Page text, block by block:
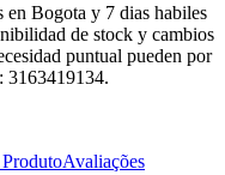
en Bogota y 7 dias habiles
de stock y cambios
puntual pueden por
3163419134.
Avaliações